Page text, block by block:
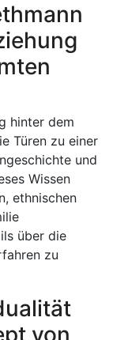
hinter dem
Türen zu einer
und
Wissen
ethnischen
über die
zu
von